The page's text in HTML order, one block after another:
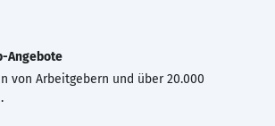
Angebote
von Arbeitgebern und über 20.000